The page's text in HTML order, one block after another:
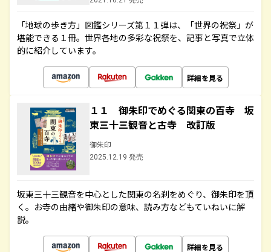
「地球の歩き方」図鑑シリーズ第１１弾は、「世界の祝祭」が
堪能できる１冊。世界各地の多彩な祝祭を、記事と写真で立体
的に紹介しています。
詳細を見る
１１ 御朱印でめぐる関東の百寺 坂
東三十三観音と古寺 改訂版
御朱印
2025.12.19 発売
坂東三十三観音を中心とした関東の名刹をめぐり、御朱印を頂
く。お寺の由緒や御朱印の意味、読み方などもていねいに解
説。
詳細を見る